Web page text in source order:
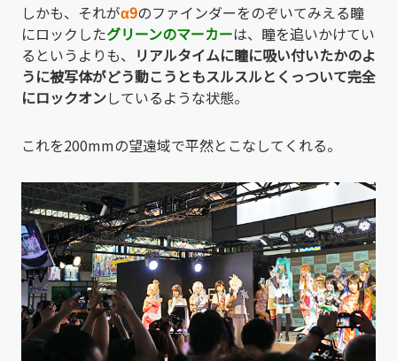
しかも、それがα9のファインダーをのぞいてみえる瞳
にロックしたグリーンのマーカーは、瞳を追いかけてい
るというよりも、 リアルタイムに瞳に吸い付いたかのよ
うに被写体がどう動こうともスルスルとくっついて完全
にロックオンしているような状態。
これを200mmの望遠域で平然とこなしてくれる。